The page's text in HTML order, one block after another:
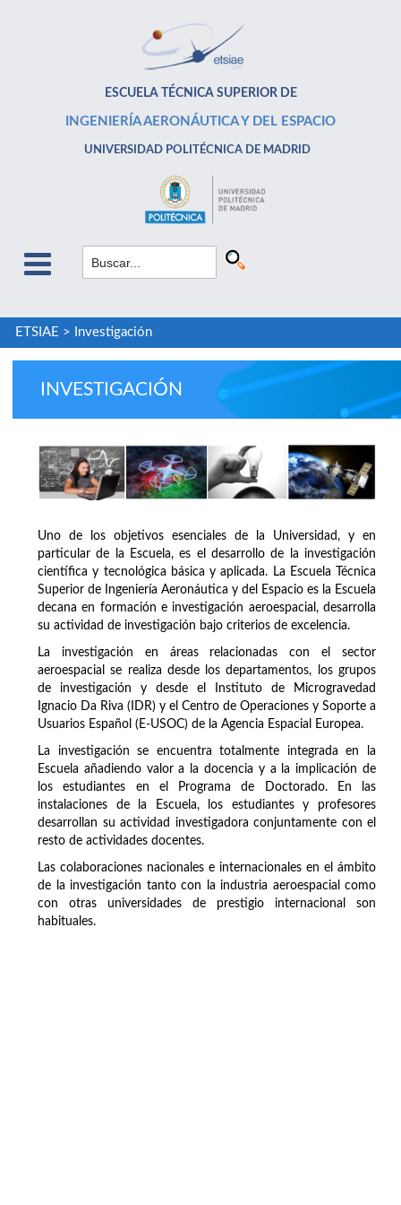
ESCUELA TÉCNICA SUPERIOR DE
INGENIERÍA AERONÁUTICA Y DEL ESPACIO
UNIVERSIDAD POLITÉCNICA DE MADRID
ETSIAE > Investigación
INVESTIGACIÓN
Uno de los objetivos esenciales de la Universidad, y en
particular de la Escuela, es el desarrollo de la investigación
científica y tecnológica básica y aplicada. La Escuela Técnica
Superior de Ingeniería Aeronáutica y del Espacio es la Escuela
decana en formación e investigación aeroespacial, desarrolla
su actividad de investigación bajo criterios de excelencia.
La investigación en áreas relacionadas con el sector
aeroespacial se realiza desde los departamentos, los grupos
de investigación y desde el Instituto de Microgravedad
Ignacio Da Riva (IDR) y el Centro de Operaciones y Soporte a
Usuarios Español (E-USOC) de la Agencia Espacial Europea.
La investigación se encuentra totalmente integrada en la
Escuela añadiendo valor a la docencia y a la implicación de
los estudiantes en el Programa de Doctorado. En las
instalaciones de la Escuela, los estudiantes y profesores
desarrollan su actividad investigadora conjuntamente con el
resto de actividades docentes.
Las colaboraciones nacionales e internacionales en el ámbito
de la investigación tanto con la industria aeroespacial como
con otras universidades de prestigio internacional son
habituales.